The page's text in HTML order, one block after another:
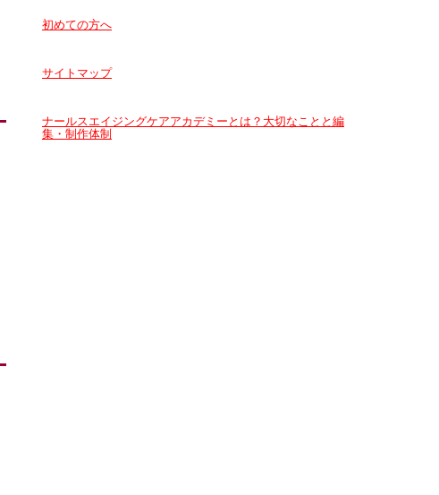
初めての方へ
サイトマップ
ナールスエイジングケアアカデミーとは？大切なことと編
集・制作体制